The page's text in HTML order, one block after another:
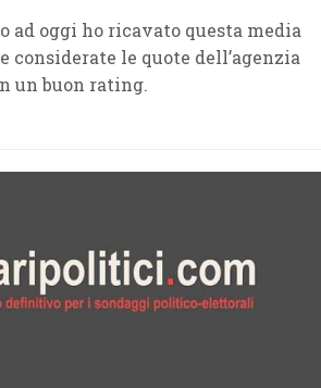
ad oggi ho ricavato questa media
considerate le quote dell’agenzia
un buon rating.